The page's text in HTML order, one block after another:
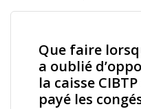
Que faire
a oublié
la caisse
payé les